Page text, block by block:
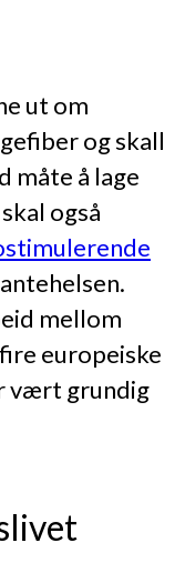
ut om
og skall
måte å lage
også
mellom
europeiske
vært grundig